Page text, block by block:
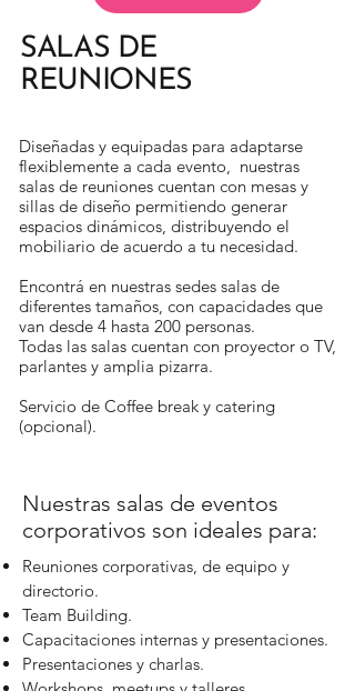
SALAS DE
REUNIONES
Diseñadas y equipadas para adaptarse
flexiblemente a cada evento, nuestras
salas de reuniones cuentan con mesas y
sillas de diseño permitiendo generar
espacios dinámicos, distribuyendo el
mobiliario de acuerdo a tu necesidad.
Encontrá en nuestras sedes salas de
diferentes tamaños, con capacidades que
van desde 4 hasta 200 personas.
Todas las salas cuentan con proyector o TV,
parlantes y amplia pizarra.
Servicio de Coffee break y catering
(opcional).
Nuestras salas de eventos
corporativos son ideales para:
Reuniones corporativas, de equipo y
directorio.
Team Building.
Capacitaciones internas y presentaciones.
Presentaciones y charlas.